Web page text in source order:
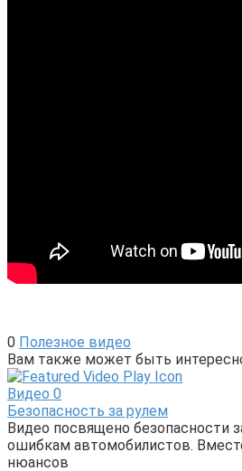
0 Полезное видео
Вам также может быть
Видео 0
Безопасность за рулем
Видео посвящено безопасности
ошибкам автомобилистов.
нюансов